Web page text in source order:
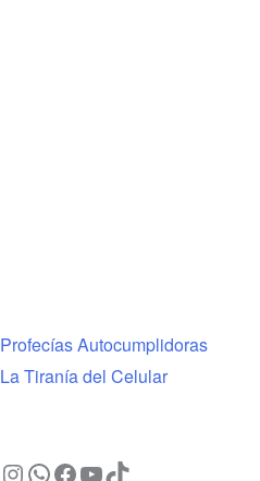
Profecías Autocumplidoras
La Tiranía del Celular